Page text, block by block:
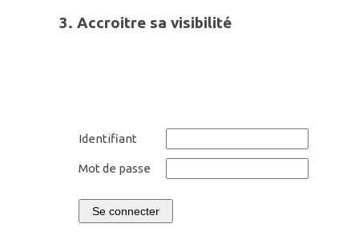
3. Accroitre sa visibilité
Identifiant
Mot de passe
Se connecter